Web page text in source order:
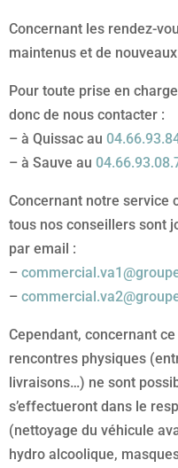
Concernant les rendez-
maintenus et de
Pour toute prise en
donc de nous contacter :
– à Quissac au
– à Sauve au
Concernant notre service
tous nos conseillers sont
par email :
–
–
Cependant, concernant
rencontres physiques
livraisons…) ne sont
s’effectueront dans le
(nettoyage du véhicule
hydro alcoolique,